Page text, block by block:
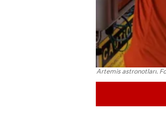
Artemis astronotları.